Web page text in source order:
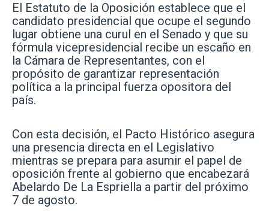
El Estatuto de la Oposición establece que el
candidato presidencial que ocupe el segundo
lugar obtiene una curul en el Senado y que su
fórmula vicepresidencial recibe un escaño en
la Cámara de Representantes, con el
propósito de garantizar representación
política a la principal fuerza opositora del
país.
Con esta decisión, el Pacto Histórico asegura
una presencia directa en el Legislativo
mientras se prepara para asumir el papel de
oposición frente al gobierno que encabezará
Abelardo De La Espriella a partir del próximo
7 de agosto.